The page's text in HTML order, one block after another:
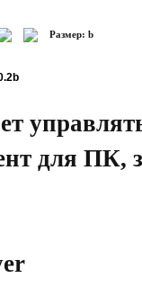
Размер: b
для ПК,